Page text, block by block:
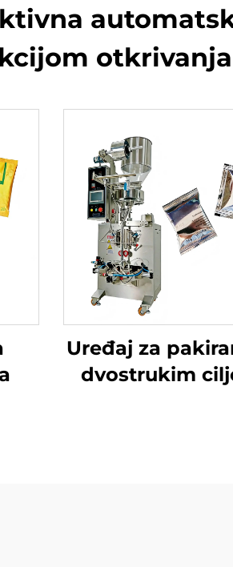
Uređaj za
dvostrukim